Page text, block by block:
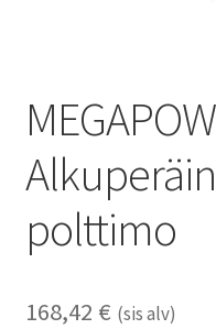
polttimo
168,42 € (sis alv)